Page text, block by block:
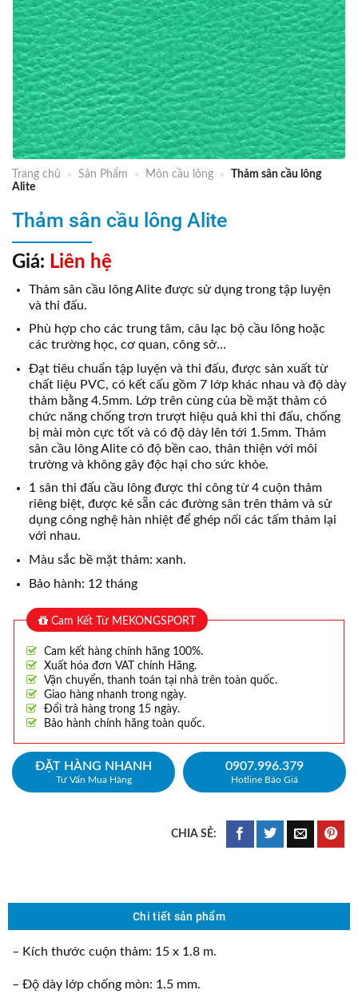
Trang chủ » Sản Phẩm » Môn cầu lông »
Thảm sân cầu lông
Alite
Thảm sân cầu lông Alite
Giá: Liên hệ
Thảm sân cầu lông Alite được sử dụng trong tập luyện
và thi đấu.
Phù hợp cho các trung tâm, câu lạc bộ cầu lông hoặc
các trường học, cơ quan, công sở…
Đạt tiêu chuẩn tập luyện và thi đấu, được sản xuất từ
chất liệu PVC, có kết cấu gồm 7 lớp khác nhau và độ dày
thảm bằng 4.5mm. Lớp trên cùng của bề mặt thảm có
chức năng chống trơn trượt hiệu quả khi thi đấu, chống
bị mài mòn cực tốt và có độ dày lên tới 1.5mm. Thảm
sân cầu lông Alite có độ bền cao, thân thiện với môi
trường và không gây độc hại cho sức khỏe.
1 sân thi đấu cầu lông được thi công từ 4 cuộn thảm
riêng biệt, được kẻ sẵn các đường sân trên thảm và sử
dụng công nghệ hàn nhiệt để ghép nối các tấm thảm lại
với nhau.
Màu sắc bề mặt thảm: xanh.
Bảo hành: 12 tháng
Cam Kết Từ MEKONGSPORT
Cam kết hàng chính hãng 100%.
Xuất hóa đơn VAT chính Hãng.
Vận chuyển, thanh toán tại nhà trên toàn quốc.
Giao hàng nhanh trong ngày.
Đổi trả hàng trong 15 ngày.
Bảo hành chính hãng toàn quốc.
ĐẶT HÀNG NHANH
Tư Vấn Mua Hàng
0907.996.379
Hotline Báo Giá
Chi tiết sản phẩm
– Kích thước cuộn thảm: 15 x 1.8 m.
– Độ dày lớp chống mòn: 1.5 mm.